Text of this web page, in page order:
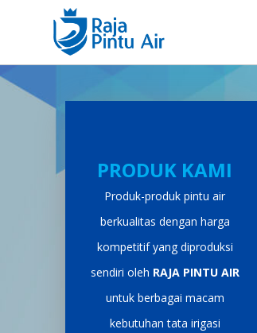
PRODUK KAMI
Produk-produk pintu air
berkualitas dengan harga
kompetitif yang diproduksi
sendiri oleh RAJA PINTU AIR
untuk berbagai macam
kebutuhan tata irigasi